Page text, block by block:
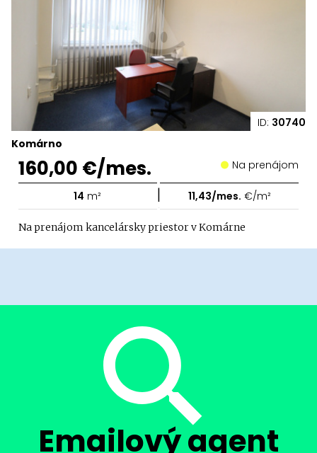
ID: 30740
Komárno
160,00 €/mes. Na prenájom
14 m² | 11,43/mes. €/m²
Na prenájom kancelársky priestor v Komárne
Emailový agent